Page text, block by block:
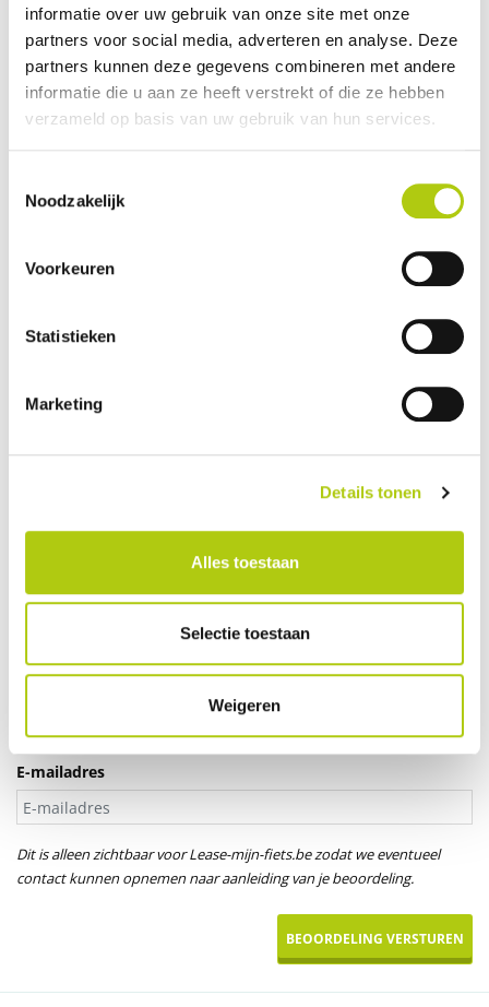
informatie over uw gebruik van onze site met onze
partners voor social media, adverteren en analyse. Deze
partners kunnen deze gegevens combineren met andere
informatie die u aan ze heeft verstrekt of die ze hebben
verzameld op basis van uw gebruik van hun services.
Noodzakelijk
Voorkeuren
Statistieken
Marketing
Details tonen
Alles toestaan
Selectie toestaan
Weigeren
Plus- en minpunten
Wat vind je van de scooter?
Je gegevens
Aanspreektitel *
Uw naam
E-mailadres
Dit is alleen zichtbaar voor Lease-mijn-fiets.be zodat we eventueel
contact kunnen opnemen naar aanleiding van je beoordeling.